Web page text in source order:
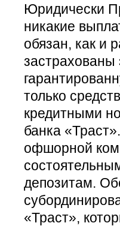
Юридически
никакие
обязан, как и
застрахованы
только
кредитными
банка
офшорной
депозитам.
«Траст»,